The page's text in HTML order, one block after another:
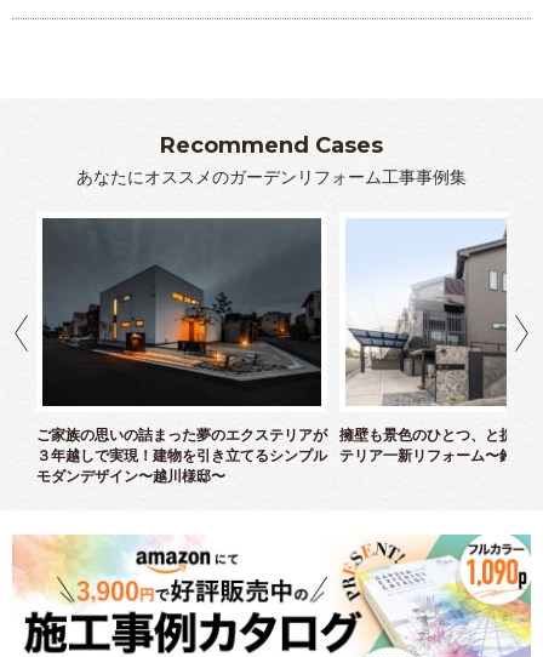
てしまいましたが、快く引き受けて下さり感謝していま
す。
カタログの中に「かけた費用よりもはるかに大きな満足を
感じてもらうこと」がサービスの基準とありました。費用
はかかりましたが、この言葉通り大変満足のいく庭に仕上
げていただきました。夢に描いていた理想の住まいと工事
ができ、本当に良かったです。大変お世話になりました。
ありがとうございました。
羽生 五月
Recommend Cases
あなたにオススメのガーデンリフォーム工事事例集
ご家族の思いの詰まった夢のエクステリアが
３年越しで実現！建物を引き立てるシンプル
モダンデザイン〜越川様邸〜
擁壁も景色のひとつ、と捉え
テリア一新リフォーム〜鈴木